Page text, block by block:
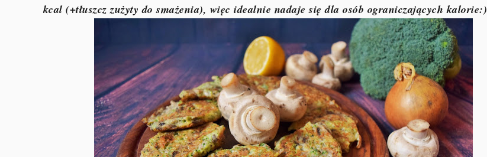
kcal (+tłuszcz zużyty do smażenia), więc idealnie nadaje się dla osób ograniczających kalorie:)